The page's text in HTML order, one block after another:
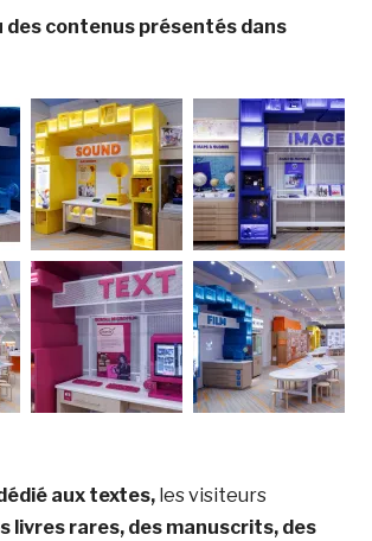
des contenus présentés dans
aux textes, les visiteurs
livres rares, des manuscrits, des